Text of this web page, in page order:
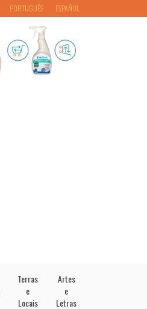
PORTUGUÊS ESPAÑOL
Terras
e
Locais
Artes
e
Letras